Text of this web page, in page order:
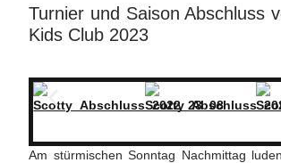
Turnier und Saison Abschluss
Kids Club 2023
Am stürmischen Sonntag Nachmittag